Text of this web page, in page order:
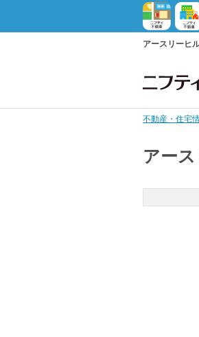
アースリーヒ
不動産・住宅
アー